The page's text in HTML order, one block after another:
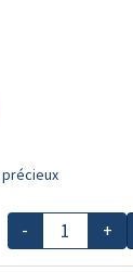
- +